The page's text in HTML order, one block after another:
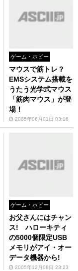
ゲーム・ホビー
マウスで筋トレ？
EMSシステム搭載を
うたう光学式マウス
「筋肉マウス」が登
場！
2005年06月01日 03:16
ゲーム・ホビー
お父さんにはチャン
ス! ハローキティ
の5000個限定USB
メモリがアイ・オー
データ機器から!
2005年12月08日 23:23